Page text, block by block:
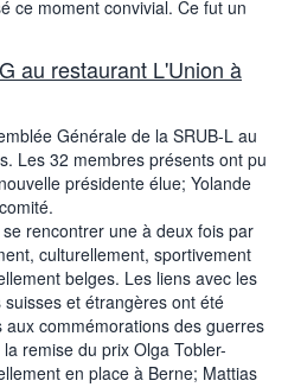
ce moment convivial. Ce fut un
au restaurant L'Union à
Générale de la SRUB-L au
Les 32 membres présents ont pu
présidente élue; Yolande
rencontrer une à deux fois par
culturellement, sportivement
belges. Les liens avec les
et étrangères ont été
commémorations des guerres
remise du prix Olga Tobler-
en place à Berne; Mattias